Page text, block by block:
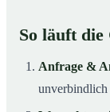
So läuft die
Anfrage &
unverbindlich